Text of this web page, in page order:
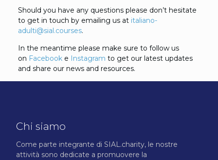
Should you have any questions please don’t hesitate
to get in touch by emailing us at italiano-
adulti@sial.courses.
In the meantime please make sure to follow us
on Facebook e Instagram to get our latest updates
and share our news and resources.
Chi siamo
Come parte integrante di SIAL.charity, le nostre
attività sono dedicate a promuovere la